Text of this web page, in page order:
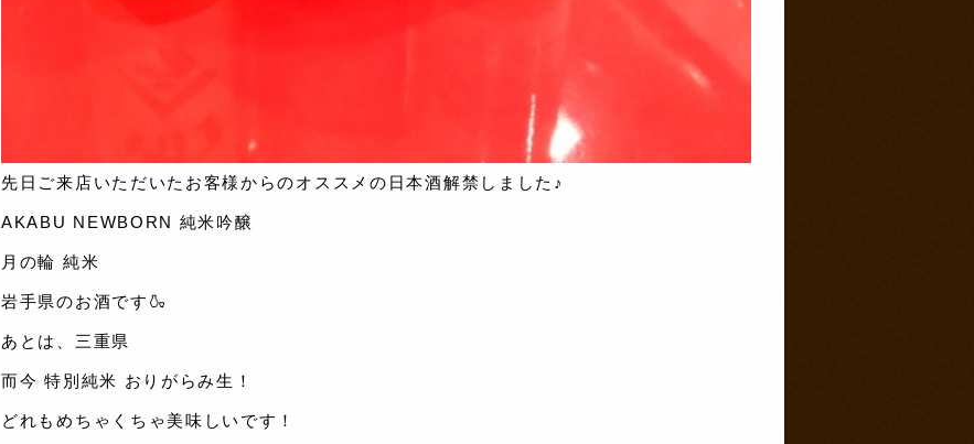
先日ご来店いただいたお客様からのオススメの日本酒解禁しました♪
AKABU NEWBORN 純米吟醸
月の輪 純米
岩手県のお酒です🍶
あとは、三重県
而今 特別純米 おりがらみ生！
どれもめちゃくちゃ美味しいです！